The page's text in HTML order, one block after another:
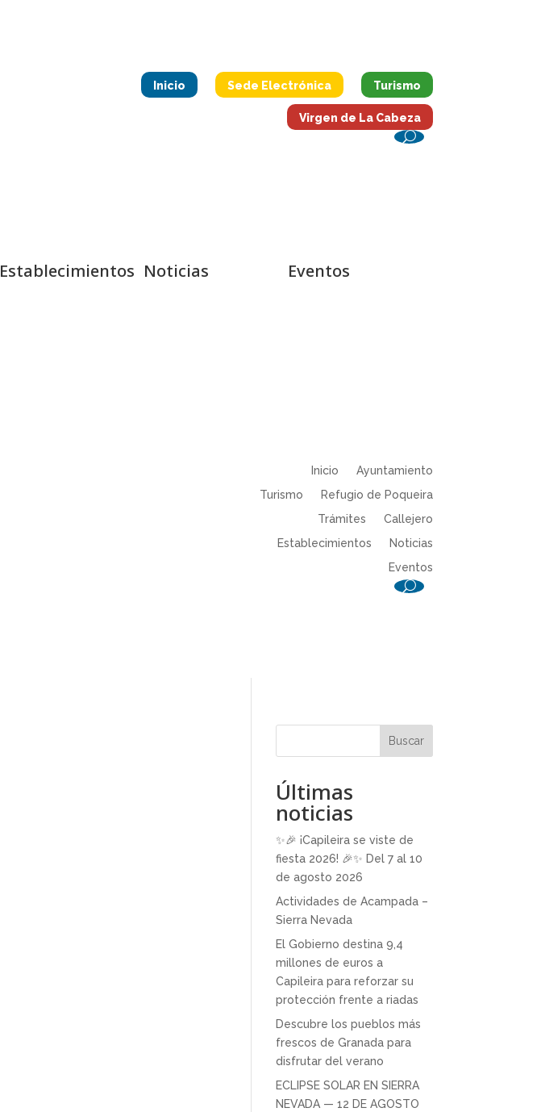
Inicio Sede Electrónica Turismo
Virgen de La Cabeza
Establecimientos Noticias Eventos
Inicio
Ayuntamiento
Turismo
Refugio de Poqueira
Trámites
Callejero
Establecimientos
Noticias
Eventos
Buscar
Últimas
noticias
✨🎉 ¡Capileira se viste de
fiesta 2026! 🎉✨ Del 7 al 10
de agosto 2026
Actividades de Acampada –
Sierra Nevada
El Gobierno destina 9,4
millones de euros a
Capileira para reforzar su
protección frente a riadas
Descubre los pueblos más
frescos de Granada para
disfrutar del verano
ECLIPSE SOLAR EN SIERRA
NEVADA — 12 DE AGOSTO